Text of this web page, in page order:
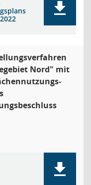
Nord" mit